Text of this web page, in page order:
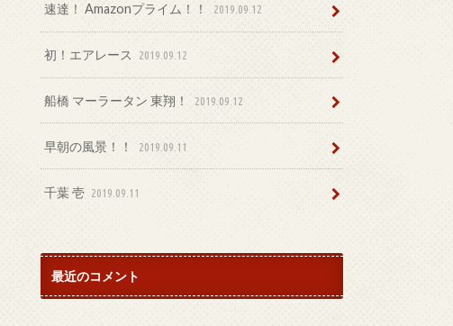
速達！ Amazonプライム！！ 2019.09.12
初！エアレース 2019.09.12
船橋 マーラータン 東翔！ 2019.09.12
早朝の風景！！ 2019.09.11
千葉 壱 2019.09.11
最近のコメント